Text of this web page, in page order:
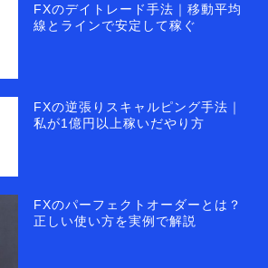
FXのデイトレード手法｜移動平均
線とラインで安定して稼ぐ
FXの逆張りスキャルピング手法｜
私が1億円以上稼いだやり方
FXのパーフェクトオーダーとは？
正しい使い方を実例で解説